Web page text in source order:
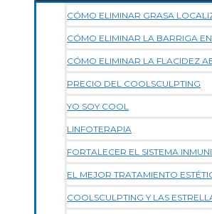
CÓMO ELIMINAR GRASA
CÓMO ELIMINAR LA BARRIGA
CÓMO ELIMINAR LA FLACIDEZ
PRECIO DEL COOLSCULPTING
YO SOY COOL
LINFOTERAPIA
FORTALECER EL SISTEMA
EL MEJOR TRATAMIENTO
COOLSCULPTING Y LAS